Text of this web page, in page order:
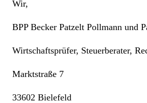
Wir,
BPP Becker Patzelt Pollmann und
Wirtschaftsprüfer, Steuerberater,
Marktstraße 7
33602 Bielefeld